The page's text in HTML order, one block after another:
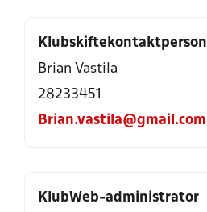
Klubskiftekontaktperson
Brian Vastila
28233451
Brian.vastila@gmail.com
KlubWeb-administrator